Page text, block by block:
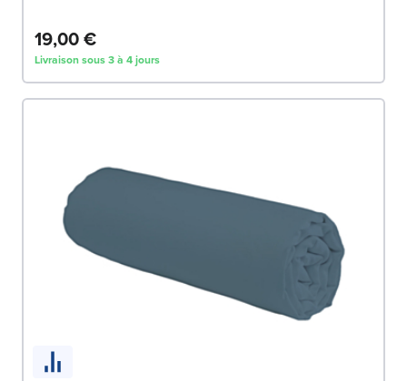
19,00 €
Livraison sous 3 à 4 jours